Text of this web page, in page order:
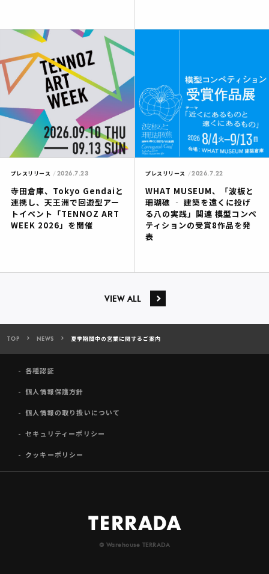
プレスリリース 2026.7.23
寺田倉庫、Tokyo Gendaiと
連携し、天王洲で回遊型アー
トイベント「TENNOZ ART
WEEK 2026」を開催
プレスリリース 2026.7.22
WHAT MUSEUM、「波板と
珊瑚礁 ‐ 建築を遠くに投げ
る八の実践」関連 模型コンペ
ティションの受賞8作品を発
表
VIEW ALL
TOP NEWS 夏季期間中の営業に関するご案内
各種認証
個人情報保護方針
個人情報の取り扱いについて
セキュリティーポリシー
クッキーポリシー
© Warehouse TERRADA